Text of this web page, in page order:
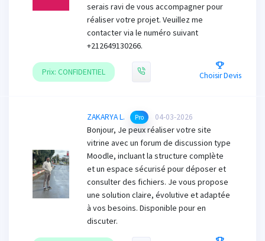
serais ravi de vous accompagner pour
réaliser votre projet. Veuillez me
contacter via le numéro suivant
+212649130266.
Prix: CONFIDENTIEL Choisir Devis
ZAKARYA L. Pro 04-03-2026
Bonjour, Je peux réaliser votre site
vitrine avec un forum de discussion type
Moodle, incluant la structure complète
et un espace sécurisé pour déposer et
consulter des fichiers. Je vous propose
une solution claire, évolutive et adaptée
à vos besoins. Disponible pour en
discuter.